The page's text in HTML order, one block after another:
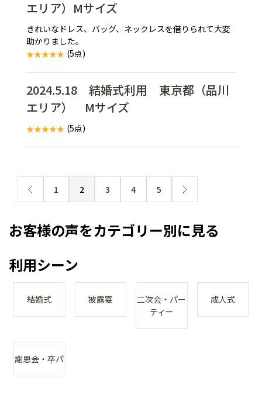
エリア）Mサイズ
きれいなドレス、バッグ、ネックレスを借りられて大変
助かりました。
(5点)
2024.5.18 結婚式利用 東京都（品川
エリア） Mサイズ
(5点)
1 2 3 4 5
お客様の声をカテゴリー別に見る
利用シーン
結婚式 披露宴
二次会・パー
ティー
成人式
謝恩会・卒パ